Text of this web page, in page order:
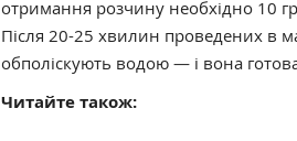
отримання розчину необхідно 10
Після 20-25 хвилин проведених в
обполіскують водою — і вона
Читайте також: